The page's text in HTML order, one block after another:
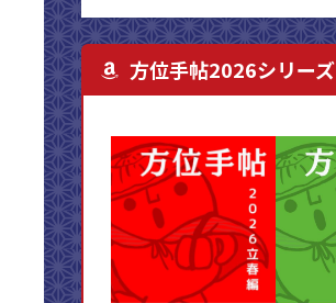
方位手帖2026シリーズ